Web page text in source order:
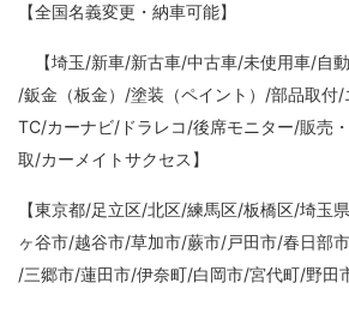
【全国名義変更・納車可能】
【埼玉/新車/新古車/中古車/未使用車/自
/鈑金（板金）/塗装（ペイント）/部品取付
TC/カーナビ/ドラレコ/後席モニター/販売
取/カーメイトサクセス】
【東京都/足立区/北区/練馬区/板橋区/埼玉
ヶ谷市/越谷市/草加市/蕨市/戸田市/春日部
/三郷市/蓮田市/伊奈町/白岡市/宮代町/野田